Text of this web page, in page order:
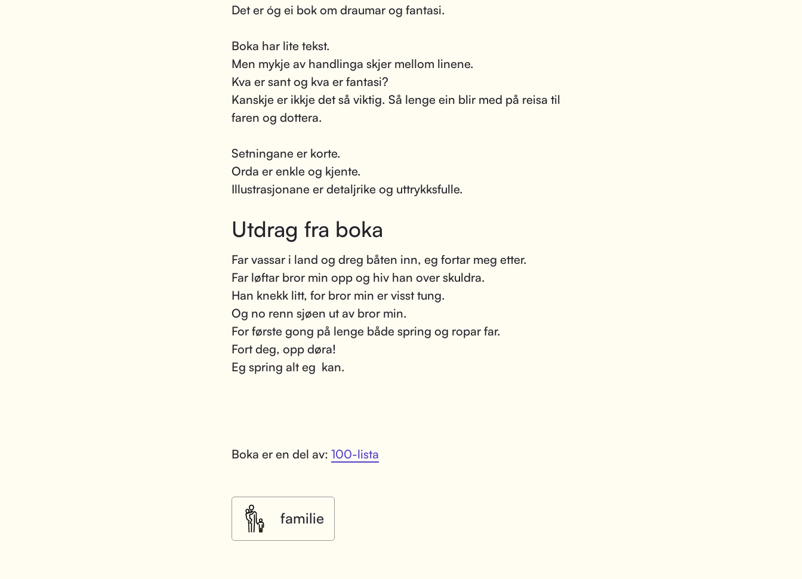
Det er óg ei bok om draumar og fantasi.
Boka har lite tekst.
Men mykje av handlinga skjer mellom linene.
Kva er sant og kva er fantasi?
Kanskje er ikkje det så viktig. Så lenge ein blir med på reisa til
faren og dottera.
Setningane er korte.
Orda er enkle og kjente.
Illustrasjonane er detaljrike og uttrykksfulle.
Utdrag fra boka
Far vassar i land og dreg båten inn, eg fortar meg etter.
Far løftar bror min opp og hiv han over skuldra.
Han knekk litt, for bror min er visst tung.
Og no renn sjøen ut av bror min.
For første gong på lenge både spring og ropar far.
Fort deg, opp døra!
Eg spring alt eg kan.
Boka er en del av: 100-lista
familie